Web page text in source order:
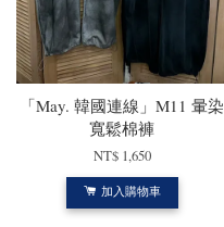
「May. 韓國連線」M11 暈染
寬鬆棉褲
NT$ 1,650
加入購物車